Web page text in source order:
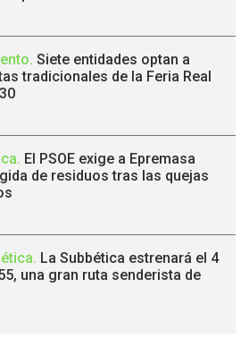
. Siete entidades optan a
tradicionales de la Feria Real
. El PSOE exige a Epremasa
de residuos tras las quejas
. La Subbética estrenará el 4
una gran ruta senderista de